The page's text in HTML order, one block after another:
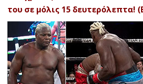
του σε μόλις 15 δευτερόλεπτα!